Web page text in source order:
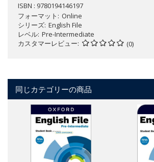
ISBN : 9780194146197
フォーマット
Online
シリーズ English File
レベル Pre-Intermediate
カスタマーレビュー
(0)
同じカテゴリーの商品